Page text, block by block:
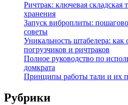
Ричтрак: ключевая складская
хранения
Запуск виброплиты:
советы
Уникальность штабелера: как
погрузчиков и ричтраков
Полное руководство по
домкрата
Принципы работы тали и их
Рубрики